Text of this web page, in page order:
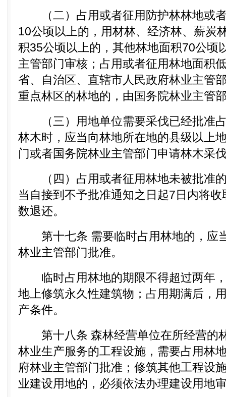
（二）占用或者征用防护林林地或者
10公顷以上的，用材林、经济林、薪炭
积35公顷以上的，其他林地面积70公顷
主管部门审核；占用或者征用林地面积
省、自治区、直辖市人民政府林业主管
重点林区的林地的，由国务院林业主管
（三）用地单位需要采伐已经批准占
林木时，应当向林地所在地的县级以上
门或者国务院林业主管部门申请林木采
（四）占用或者征用林地未被批准的
当自接到不予批准通知之日起7日内将
数退还。
第十七条 需要临时占用林地的，应
林业主管部门批准。
临时占用林地的期限不得超过两年，
地上修筑永久性建筑物；占用期满后，
产条件。
第十八条 森林经营单位在所经营的
林业生产服务的工程设施，需要占用林
府林业主管部门批准；修筑其他工程设
业建设用地的，必须依法办理建设用地